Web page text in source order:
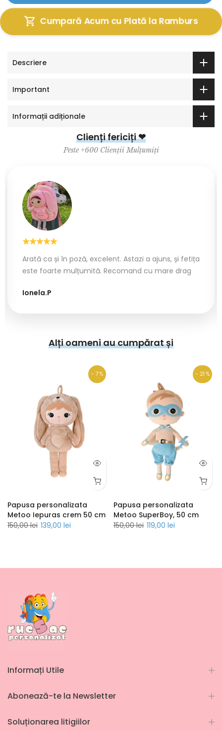
Cumpară Acum cu Plată la Ramburs
Descriere
Important
Informații adiționale
Clienți fericiți ❤
Peste +600 Clienții Mulțumiți
Arată ca și în poză, excelent. Astazi a ajuns, și fetița
este foarte mulțumită. Recomand cu mare drag
Ionela.P
Alți oameni au cumpărat și
- 7 %
Papusa personalizata
Metoo Iepuras crem 50 cm
150,00 lei 139,00 lei
- 21 %
Papusa personalizata
Metoo SuperBoy, 50 cm
150,00 lei 119,00 lei
Informați Utile
Abonează-te la Newsletter
Soluționarea litigiilor